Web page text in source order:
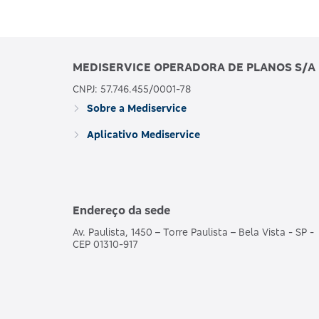
MEDISERVICE OPERADORA DE PLANOS S/A
CNPJ: 57.746.455/0001-78
Sobre a Mediservice
Aplicativo Mediservice
Endereço da sede
Av. Paulista, 1450 – Torre Paulista – Bela Vista - SP -
CEP 01310-917